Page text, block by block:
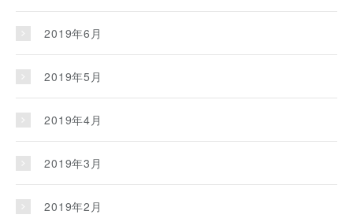
2019年6月
2019年5月
2019年4月
2019年3月
2019年2月